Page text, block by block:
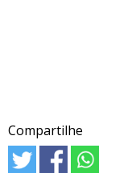
Compartilhe